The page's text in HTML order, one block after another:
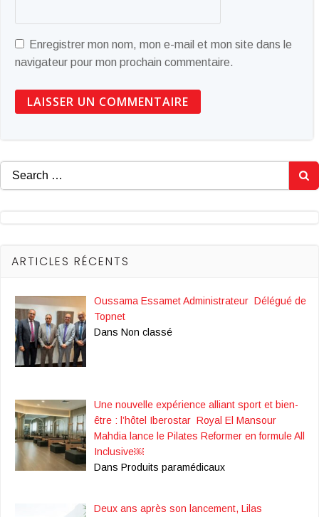
Enregistrer mon nom, mon e-mail et mon site dans le
navigateur pour mon prochain commentaire.
Search
for:
ARTICLES RÉCENTS
Oussama Essamet Administrateur Délégué de
Topnet
Dans Non classé
Une nouvelle expérience alliant sport et bien-
être : l’hôtel Iberostar Royal El Mansour
Mahdia lance le Pilates Reformer en formule All
Inclusive￼
Dans Produits paramédicaux
Deux ans après son lancement, Lilas